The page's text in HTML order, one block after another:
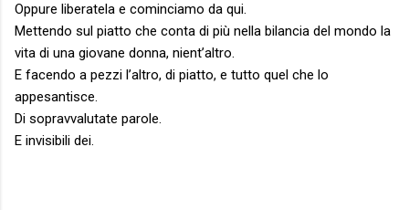
Oppure liberatela e cominciamo da qui.
Mettendo sul piatto che conta di più nella bilancia del mondo la
vita di una giovane donna, nient’altro.
E facendo a pezzi l’altro, di piatto, e tutto quel che lo
appesantisce.
Di sopravvalutate parole.
E invisibili dei.